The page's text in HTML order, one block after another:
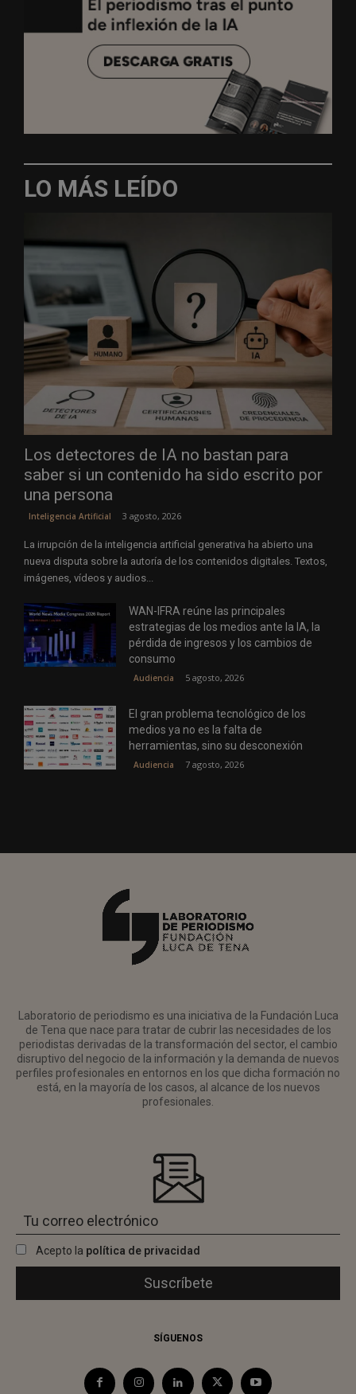
LO MÁS LEÍDO
Los detectores de IA no bastan para
saber si un contenido ha sido escrito por
una persona
Inteligencia Artificial 3 agosto, 2026
La irrupción de la inteligencia artificial generativa ha abierto una
nueva disputa sobre la autoría de los contenidos digitales. Textos,
imágenes, vídeos y audios...
WAN-IFRA reúne las principales
estrategias de los medios ante la IA, la
pérdida de ingresos y los cambios de
consumo
Audiencia 5 agosto, 2026
El gran problema tecnológico de los
medios ya no es la falta de
herramientas, sino su desconexión
Audiencia 7 agosto, 2026
Laboratorio de periodismo es una iniciativa de la Fundación Luca
de Tena que nace para tratar de cubrir las necesidades de los
periodistas derivadas de la transformación del sector, el cambio
disruptivo del negocio de la información y la demanda de nuevos
perfiles profesionales en entornos en los que dicha formación no
está, en la mayoría de los casos, al alcance de los nuevos
profesionales.
Acepto la política de privacidad
SÍGUENOS